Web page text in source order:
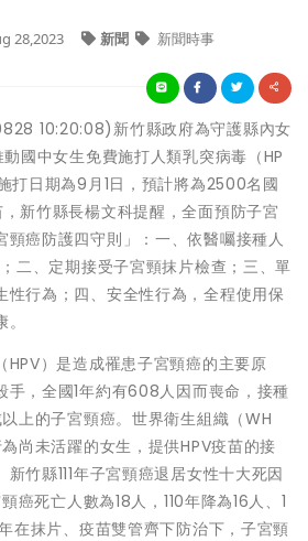
28,2023 新聞 新聞時事
10:20:08)新竹縣政府為守護縣內女
國中女生免費施打人類乳突病毒（HP
打日期為9月1日，預計將為2500名國
新竹縣長楊文科提醒，全面預防子宮
頸癌防護四守則」：一、依醫囑接種人
二、定期接受子宮頸抹片檢查；三、單
性行為；四、安全性行為，全程使用保
HPV）是造成罹患子宮頸癌的主要原
手，全國1年約有608人因而喪命，接種
上的子宮頸癌。世界衛生組織（WH
尚未活躍的女生，提供HPV疫苗的接
竹縣111年子宮頸癌退居女性十大死因
癌死亡人數為18人，110年降為16人、1
在抹片、疫苗雙管齊下防治下，子宮頸